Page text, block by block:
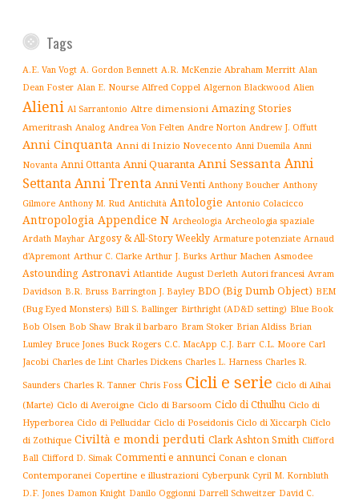
Tags
A.E. Van Vogt A. Gordon Bennett A.R. McKenzie Abraham Merritt Alan
Dean Foster Alan E. Nourse Alfred Coppel Algernon Blackwood Alien
Alieni Al Sarrantonio Altre dimensioni Amazing Stories
Ameritrash Analog Andrea Von Felten Andre Norton Andrew J. Offutt
Anni Cinquanta Anni di Inizio Novecento Anni Duemila Anni
Novanta Anni Ottanta Anni Quaranta Anni Sessanta Anni
SettantaAnni Trenta Anni Venti Anthony Boucher Anthony
Gilmore Anthony M. Rud Antichità Antologie Antonio Colacicco
Antropologia Appendice N Archeologia Archeologia spaziale
Ardath Mayhar Argosy & All-Story Weekly Armature potenziate Arnaud
d'Apremont Arthur C. Clarke Arthur J. Burks Arthur Machen Asmodee
Astounding Astronavi Atlantide August Derleth Autori francesi Avram
Davidson B.R. Bruss Barrington J. Bayley BDO (Big Dumb Object) BEM
(Bug Eyed Monsters) Bill S. Ballinger Birthright (AD&D setting) Blue Book
Bob Olsen Bob Shaw Brak il barbaro Bram Stoker Brian Aldiss Brian
Lumley Bruce Jones Buck Rogers C.C. MacApp C.J. Barr C.L. Moore Carl
Jacobi Charles de Lint Charles Dickens Charles L. Harness Charles R.
Saunders Charles R. Tanner Chris Foss Cicli e serie Ciclo di Aihai
(Marte) Ciclo di Averoigne Ciclo di Barsoom Ciclo di Cthulhu Ciclo di
Hyperborea Ciclo di Pellucidar Ciclo di Poseidonis Ciclo di Xiccarph Ciclo
di Zothique Civiltà e mondi perduti Clark Ashton Smith Clifford
Ball Clifford D. Simak Commenti e annunci Conan e clonan
Contemporanei Copertine e illustrazioni Cyberpunk Cyril M. Kornbluth
D.F. Jones Damon Knight Danilo Oggionni Darrell Schweitzer David C.